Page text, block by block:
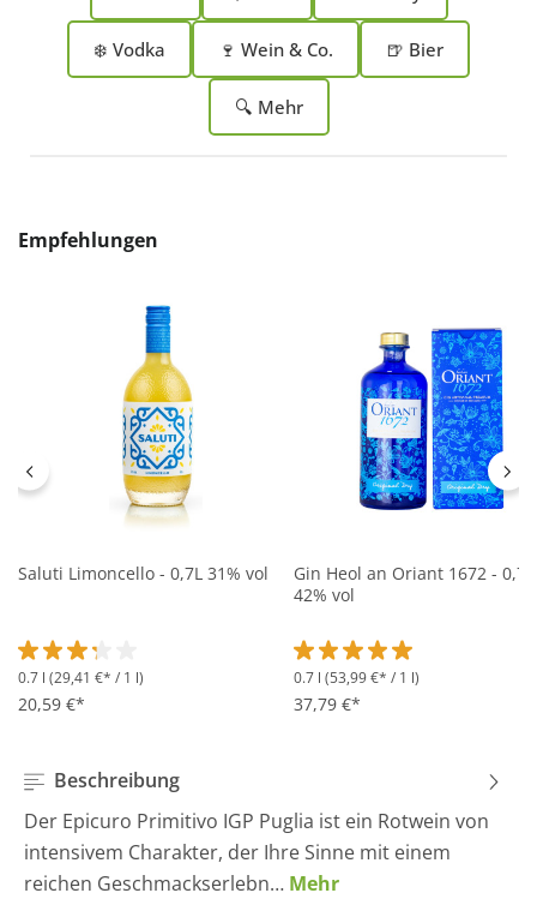
❄️ Vodka 🍷 Wein & Co. 🍺 Bier
🔍 Mehr
Produktgalerie überspringen
Empfehlungen
Saluti Limoncello - 0,7L 31% vol
Durchschnittliche Bewertung von 3.2 von 5 Sternen
0.7 l (29,41 €* / 1 l)
20,59 €*
Gin Heol an Oriant 1672 - 0,7L
42% vol
Durchschnittliche
0.7 l (53,99 €* / 1 l)
37,79 €*
Beschreibung
Der Epicuro Primitivo IGP Puglia ist ein Rotwein von
intensivem Charakter, der Ihre Sinne mit einem
reichen Geschmackserlebn… Mehr